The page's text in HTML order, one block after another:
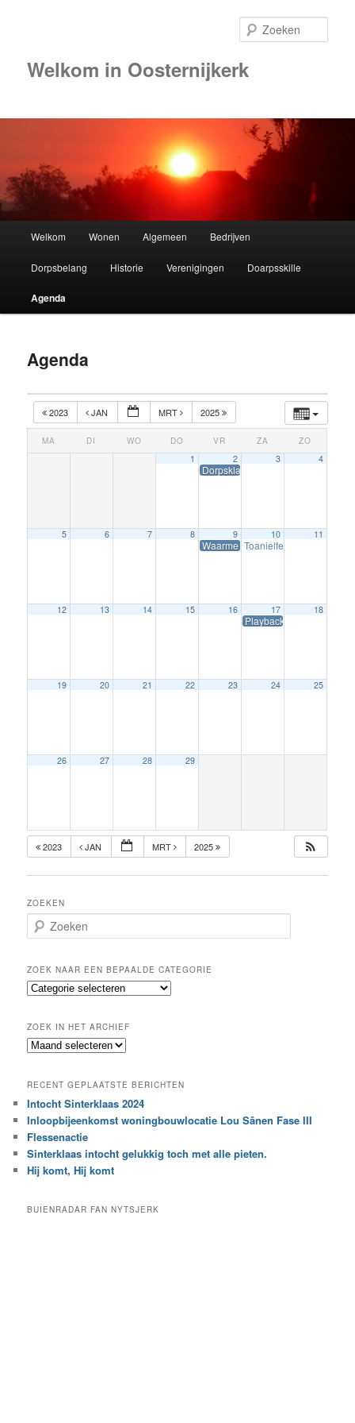
Welkom in Oosternijkerk
Spring
naar
de
inhoud
Welkom Wonen Algemeen Bedrijven
Dorpsbelang Historie Verenigingen Doarpsskille
Agenda
Agenda
2023 JAN MRT 2025
MA DI WO DO VR ZA ZO
1 2
Dorpsklaverjassen
3 4
5 6 7 8 9
Waarme Winterjûn
10
Toanielferiening Wierum
11
12 13 14 15 16 17
Playbackshow
18
19 20 21 22 23 24 25
26 27 28 29
2023 JAN MRT 2025
ZOEKEN
o
k
e
n
ZOEK NAAR EEN BEPAALDE CATEGORIE
Z
k
n
e
e
n
b
e
a
ZOEK IN HET ARCHIEF
Z
k
i
n
h
e
t
c
RECENT GEPLAATSTE BERICHTEN
Intocht Sinterklaas 2024
Inloopbijeenkomst woningbouwlocatie Lou Sânen Fase III
Flessenactie
Sinterklaas intocht gelukkig toch met alle pieten.
Hij komt, Hij komt
BUIENRADAR FAN NYTSJERK